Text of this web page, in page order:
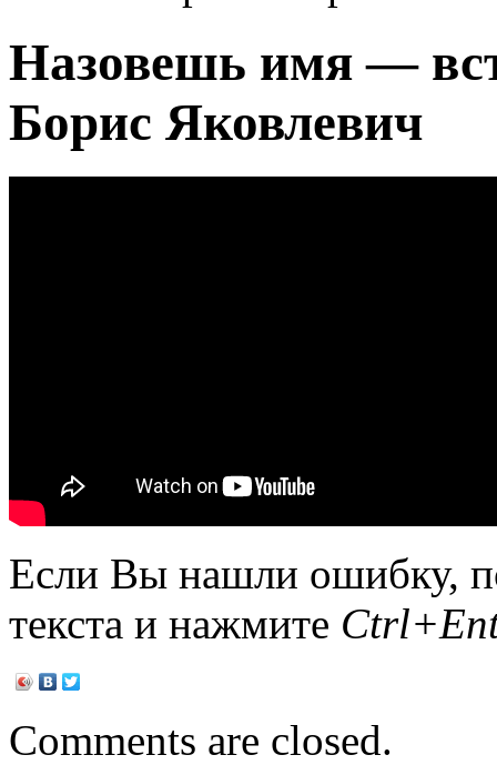
Назовешь имя —
Борис Яковлевич
Если Вы нашли ошибку,
текста и нажмите
Comments are closed.